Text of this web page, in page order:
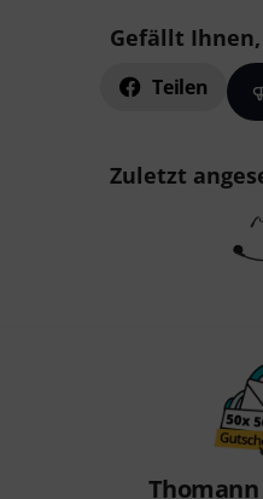
Gefällt Ihnen,
Teilen
Zuletzt